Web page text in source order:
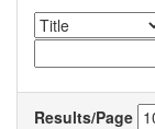
Results/Page